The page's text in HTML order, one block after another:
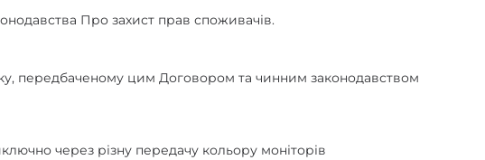
Про захист прав споживачів.
передбаченому цим Договором та чинним законодавством
через різну передачу кольору моніторів